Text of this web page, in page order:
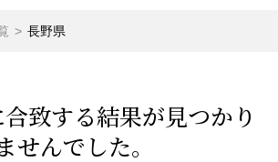
> 長野県
海道
形県 福島県
南アジア料理
致する結果が⾒つかり
せんでした。